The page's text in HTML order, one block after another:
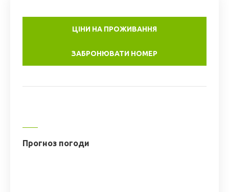
ЦІНИ НА ПРОЖИВАННЯ
ЗАБРОНЮВАТИ НОМЕР
Прогноз погоди